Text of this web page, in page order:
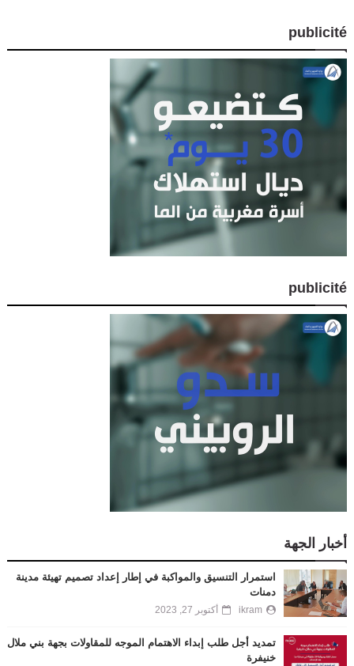
publicité
publicité
أخبار الجهة
استمرار التنسيق والمواكبة في إطار إعداد تصميم تهيئة مدينة
دمنات
ikram أكتوبر 27, 2023
تمديد أجل طلب إبداء الاهتمام الموجه للمقاولات بجهة بني ملال
خنيفرة